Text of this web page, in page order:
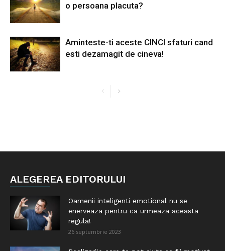
o persoana placuta?
Aminteste-ti aceste CINCI sfaturi cand
esti dezamagit de cineva!
ALEGEREA EDITORULUI
Oamenii inteligenti emotional nu se
enerveaza pentru ca urmeaza aceasta
regula!
26 septembrie 2023